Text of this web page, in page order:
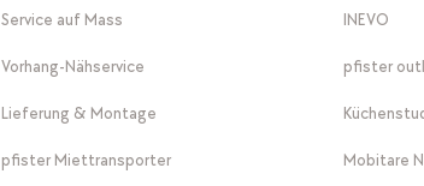
Service auf Mass
Vorhang-Nähservice
Lieferung & Montage
pfister Miettransporter
INEVO
pfister
Mobitare